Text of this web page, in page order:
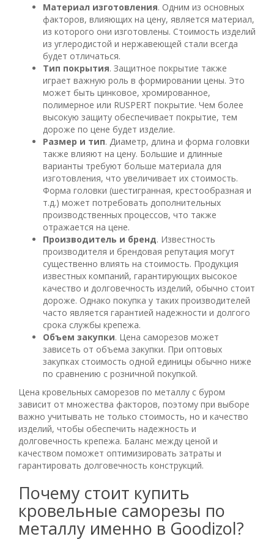
Материал изготовления. Одним из основных
факторов, влияющих на цену, является материал,
из которого они изготовлены. Стоимость изделий
из углеродистой и нержавеющей стали всегда
будет отличаться.
Тип покрытия. Защитное покрытие также
играет важную роль в формировании цены. Это
может быть цинковое, хромированное,
полимерное или RUSPERT покрытие. Чем более
высокую защиту обеспечивает покрытие, тем
дороже по цене будет изделие.
Размер и тип. Диаметр, длина и форма головки
также влияют на цену. Большие и длинные
варианты требуют больше материала для
изготовления, что увеличивает их стоимость.
Форма головки (шестигранная, крестообразная и
т.д.) может потребовать дополнительных
производственных процессов, что также
отражается на цене.
Производитель и бренд. Известность
производителя и брендовая репутация могут
существенно влиять на стоимость. Продукция
известных компаний, гарантирующих высокое
качество и долговечность изделий, обычно стоит
дороже. Однако покупка у таких производителей
часто является гарантией надежности и долгого
срока службы крепежа.
Объем закупки. Цена саморезов может
зависеть от объема закупки. При оптовых
закупках стоимость одной единицы обычно ниже
по сравнению с розничной покупкой.
Цена кровельных саморезов по металлу с буром
зависит от множества факторов, поэтому при выборе
важно учитывать не только стоимость, но и качество
изделий, чтобы обеспечить надежность и
долговечность крепежа. Баланс между ценой и
качеством поможет оптимизировать затраты и
гарантировать долговечность конструкций.
Почему стоит купить
кровельные саморезы по
металлу именно в Goodizol?